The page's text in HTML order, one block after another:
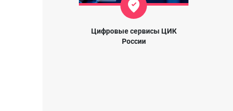
Цифровые сервисы ЦИК
России